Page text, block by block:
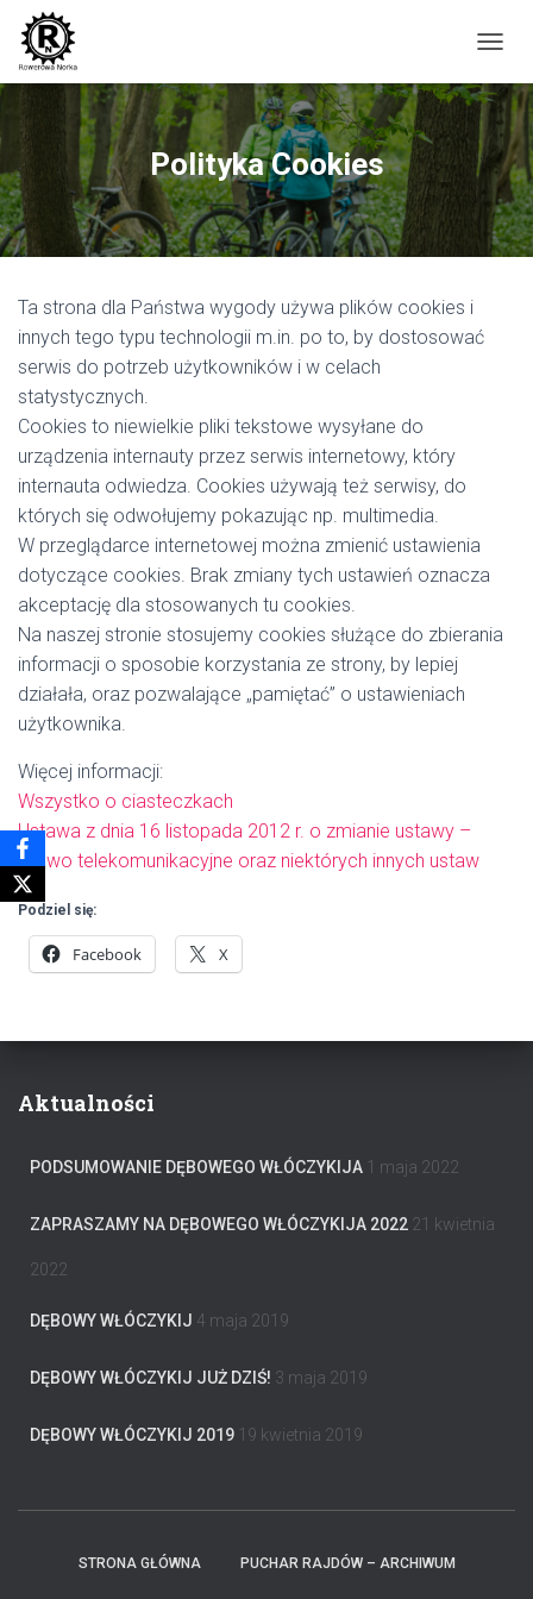
R
Z
Ą
Z
N
Polityka Cookies
Ta strona dla Państwa wygody używa plików cookies i
innych tego typu technologii m.in. po to, by dostosować
serwis do potrzeb użytkowników i w celach
statystycznych.
Cookies to niewielkie pliki tekstowe wysyłane do
urządzenia internauty przez serwis internetowy, który
internauta odwiedza. Cookies używają też serwisy, do
których się odwołujemy pokazując np. multimedia.
W przeglądarce internetowej można zmienić ustawienia
dotyczące cookies. Brak zmiany tych ustawień oznacza
akceptację dla stosowanych tu cookies.
Na naszej stronie stosujemy cookies służące do zbierania
informacji o sposobie korzystania ze strony, by lepiej
działała, oraz pozwalające „pamiętać” o ustawieniach
użytkownika.
Więcej informacji:
Wszystko o ciasteczkach
Ustawa z dnia 16 listopada 2012 r. o zmianie ustawy –
Prawo telekomunikacyjne oraz niektórych innych ustaw
Podziel się:
Facebook X
Aktualności
PODSUMOWANIE DĘBOWEGO WŁÓCZYKIJA 1 maja 2022
ZAPRASZAMY NA DĘBOWEGO WŁÓCZYKIJA 2022 21 kwietnia
2022
DĘBOWY WŁÓCZYKIJ 4 maja 2019
DĘBOWY WŁÓCZYKIJ JUŻ DZIŚ! 3 maja 2019
DĘBOWY WŁÓCZYKIJ 2019 19 kwietnia 2019
STRONA GŁÓWNA PUCHAR RAJDÓW – ARCHIWUM